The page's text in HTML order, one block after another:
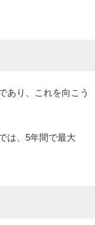
あり、これを向こう
は、5年間で最大